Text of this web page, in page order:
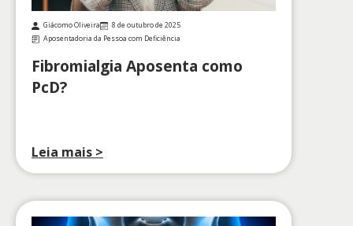
Giácomo Oliveira
8 de outubro de 2025
Aposentadoria da Pessoa com Deficiência
Fibromialgia Aposenta como
PcD?
Leia mais >